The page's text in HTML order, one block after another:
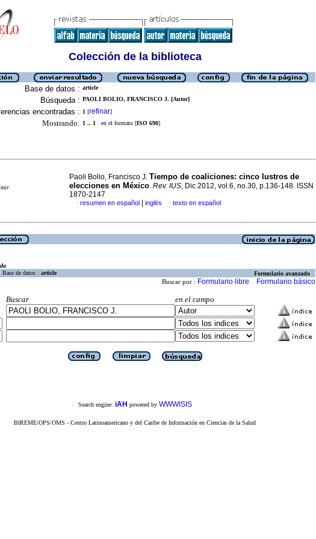
Colección de la biblioteca
Base de datos : article
Búsqueda : PAOLI BOLIO, FRANCISCO J. [Autor]
encontradas : 1 [refinar]
Mostrando: 1 .. 1 en el formato [ISO 690]
Paoli Bolio, Francisco J. Tiempo de coaliciones: cinco lustros de
elecciones en México. Rev. IUS, Dic 2012, vol.6, no.30, p.136-148. ISSN
1870-2147
· resumen en español inglés · texto en español
Base de datos : article Formulario avanzado
Buscar por : Formulario libre Formulario básico
Buscar
en el campo
Search engine: iAH powered by WWWISIS
BIREME/OPS/OMS - Centro Latinoamericano y del Caribe de Información en Ciencias de la Salud